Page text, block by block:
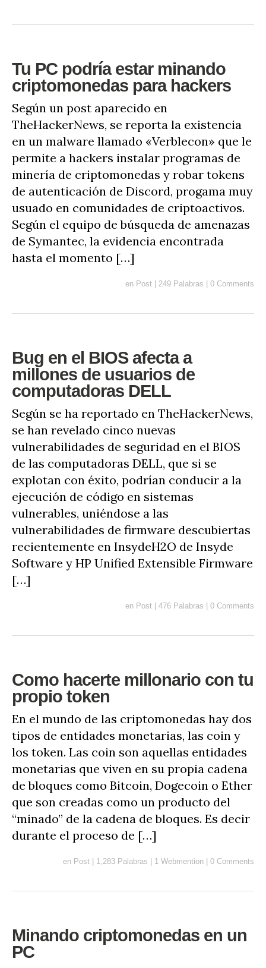
Tu PC podría estar minando
criptomonedas para hackers
Según un post aparecido en
TheHackerNews, se reporta la existencia
en un malware llamado «Verblecon» que le
permite a hackers instalar programas de
minería de criptomonedas y robar tokens
de autenticación de Discord, progama muy
usuado en comunidades de criptoactivos.
Según el equipo de búsqueda de amenazas
de Symantec, la evidencia encontrada
hasta el momento […]
en Post 249 Palabras 0 Comments
Bug en el BIOS afecta a
millones de usuarios de
computadoras DELL
Según se ha reportado en TheHackerNews,
se han revelado cinco nuevas
vulnerabilidades de seguridad en el BIOS
de las computadoras DELL, que si se
explotan con éxito, podrían conducir a la
ejecución de código en sistemas
vulnerables, uniéndose a las
vulnerabilidades de firmware descubiertas
recientemente en InsydeH2O de Insyde
Software y HP Unified Extensible Firmware
[…]
en Post 476 Palabras 0 Comments
Como hacerte millonario con tu
propio token
En el mundo de las criptomonedas hay dos
tipos de entidades monetarias, las coin y
los token. Las coin son aquellas entidades
monetarias que viven en su propia cadena
de bloques como Bitcoin, Dogecoin o Ether
que son creadas como un producto del
“minado” de la cadena de bloques. Es decir
durante el proceso de […]
en Post 1,283 Palabras 1 Webmention 0 Comments
Minando criptomonedas en un
PC